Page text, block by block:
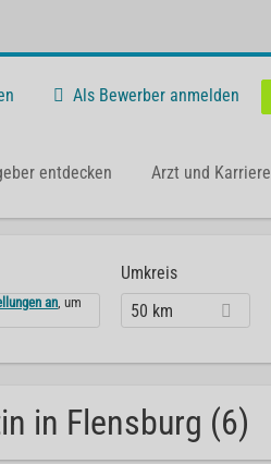
Als Bewerber anmelden
entdecken Arzt und Karriere
an, um
Umkreis
50 km
in Flensburg (6)